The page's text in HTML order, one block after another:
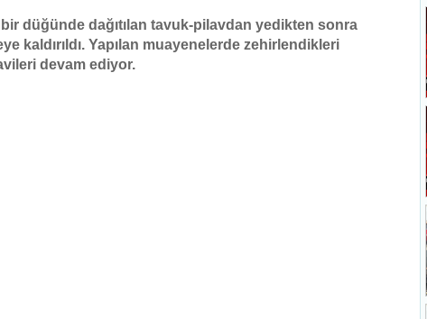
düğünde dağıtılan tavuk-pilavdan yedikten sonra
kaldırıldı. Yapılan muayenelerde zehirlendikleri
devam ediyor.